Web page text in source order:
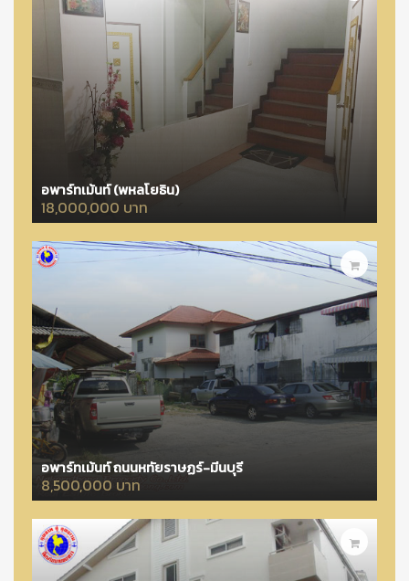
อพาร์ทเม้นท์ (พหลโยธิน)
18,000,000 บาท
อพาร์ทเม้นท์ ถนนหทัยราษฏร์-มีนบุรี
8,500,000 บาท